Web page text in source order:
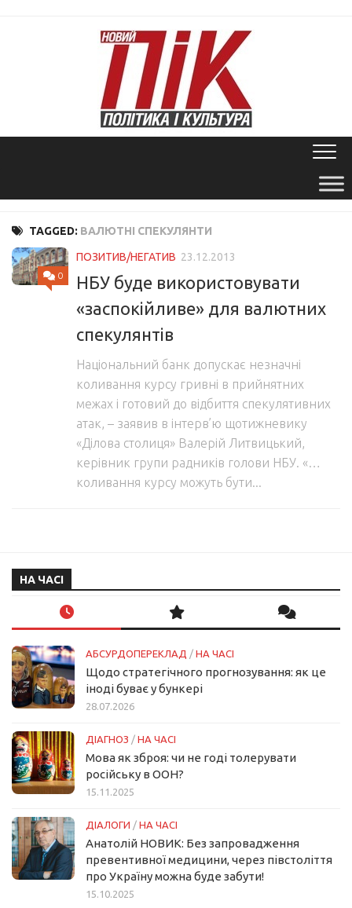
TAGGED: ВАЛЮТНІ СПЕКУЛЯНТИ
0
ПОЗИТИВ/НЕГАТИВ 23.12.2013
НБУ буде використовувати
«заспокійливе» для валютних
спекулянтів
Національний банк допускає незначні
коливання курсу гривні в прийнятних
межах і готовий до відбиття спекулятивних
атак, – заявив в інтерв’ю щотижневику
«Ділова столиця» Валерій Литвицький,
керівник групи радників голови НБУ. «…
коливання курсу можуть бути...
НА ЧАСІ
АБСУРДОПЕРЕКЛАД / НА ЧАСІ
Щодо стратегічного прогнозування: як це
іноді буває у бункері
28.07.2026
ДІАГНОЗ / НА ЧАСІ
Мова як зброя: чи не годі толерувати
російську в ООН?
15.11.2025
ДІАЛОГИ / НА ЧАСІ
Анатолій НОВИК: Без запровадження
превентивної медицини, через півстоліття
про Україну можна буде забути!
15.10.2025